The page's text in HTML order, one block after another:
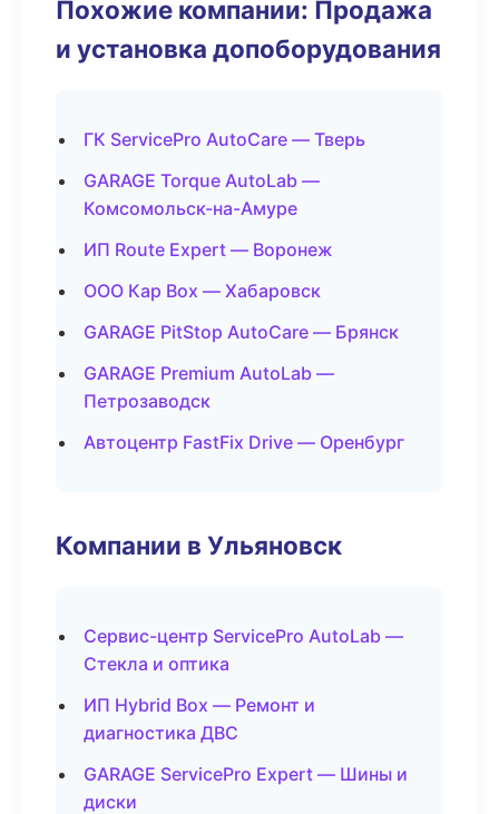
Похожие компании: Продажа
и установка допоборудования
ГК ServicePro AutoCare — Тверь
GARAGE Torque AutoLab —
Комсомольск-на-Амуре
ИП Route Expert — Воронеж
ООО Кар Box — Хабаровск
GARAGE PitStop AutoCare — Брянск
GARAGE Premium AutoLab —
Петрозаводск
Автоцентр FastFix Drive — Оренбург
Компании в Ульяновск
Сервис-центр ServicePro AutoLab —
Стекла и оптика
ИП Hybrid Box — Ремонт и
диагностика ДВС
GARAGE ServicePro Expert — Шины и
диски